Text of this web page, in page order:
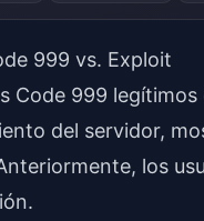
999 vs. Exploit
Code 999
del servidor,
los